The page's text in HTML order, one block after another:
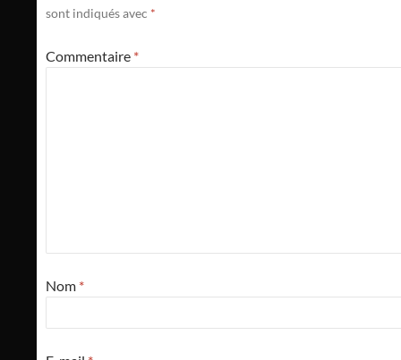
sont indiqués avec *
Commentaire *
Nom *